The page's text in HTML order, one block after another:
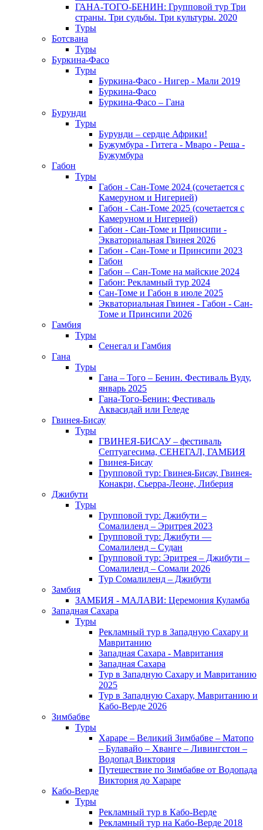
ГАНА-ТОГО-БЕНИН: Групповой тур Три
страны. Три судьбы. Три культуры. 2020
Туры
Ботсвана
Туры
Буркина-Фасо
Туры
Буркина-Фасо - Нигер - Мали 2019
Буркина-Фасо
Буркина-Фасо – Гана
Бурунди
Туры
Бурунди – сердце Африки!
Бужумбура - Гитега - Мваро - Реша -
Бужумбура
Габон
Туры
Габон - Сан-Томе 2024 (сочетается с
Камеруном и Нигерией)
Габон - Сан-Томе 2025 (сочетается с
Камеруном и Нигерией)
Габон - Сан-Томе и Принсипи -
Экваториальная Гвинея 2026
Габон - Сан-Томе и Принсипи 2023
Габон
Габон – Сан-Томе на майские 2024
Габон: Рекламный тур 2024
Сан-Томе и Габон в июле 2025
Экваториальная Гвинея - Габон - Сан-
Томе и Принсипи 2026
Гамбия
Туры
Сенегал и Гамбия
Гана
Туры
Гана – Того – Бенин. Фестиваль Вуду,
январь 2025
Гана-Того-Бенин: Фестиваль
Аквасидай или Геледе
Гвинея-Бисау
Туры
ГВИНЕЯ-БИСАУ – фестиваль
Септуагесима, СЕНЕГАЛ, ГАМБИЯ
Гвинея-Бисау
Групповой тур: Гвинея-Бисау, Гвинея-
Конакри, Сьерра-Леоне, Либерия
Джибути
Туры
Групповой тур: Джибути –
Cомалиленд – Эритрея 2023
Групповой тур: Джибути —
Сомалиленд – Судан
Групповой тур: Эритрея – Джибути –
Сомалиленд – Сомали 2026
Тур Cомалиленд – Джибути
Замбия
ЗАМБИЯ - МАЛАВИ: Церемония Куламба
Западная Сахара
Туры
Рекламный тур в Западную Сахару и
Мавританию
Западная Сахара - Мавритания
Западная Сахара
Тур в Западную Сахару и Мавританию
2025
Тур в Западную Сахару, Мавританию и
Кабо-Верде 2026
Зимбабве
Туры
Хараре – Великий Зимбабве – Матопо
– Булавайо – Хванге – Ливингстон –
Водопад Виктория
Путешествие по Зимбабве от Водопада
Виктория до Хараре
Кабо-Верде
Туры
Рекламный тур в Кабо-Верде
Рекламный тур на Кабо-Верде 2018